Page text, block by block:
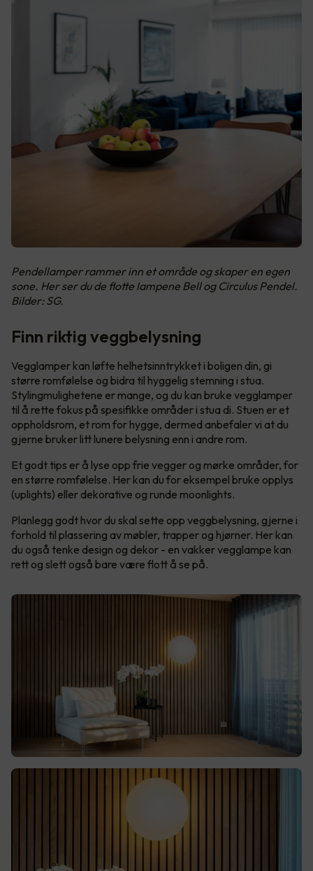
Pendellamper rammer inn et område og skaper en egen
sone. Her ser du de flotte lampene Bell og Circulus Pendel.
Bilder: SG.
Finn riktig veggbelysning
Vegglamper kan løfte helhetsinntrykket i boligen din, gi
større romfølelse og bidra til hyggelig stemning i stua.
Stylingmulighetene er mange, og du kan bruke vegglamper
til å rette fokus på spesifikke områder i stua di. Stuen er et
oppholdsrom, et rom for hygge, dermed anbefaler vi at du
gjerne bruker litt lunere belysning enn i andre rom.
Et godt tips er å lyse opp frie vegger og mørke områder, for
en større romfølelse. Her kan du for eksempel bruke opplys
(uplights) eller dekorative og runde moonlights.
Planlegg godt hvor du skal sette opp veggbelysning, gjerne i
forhold til plassering av møbler, trapper og hjørner. Her kan
du også tenke design og dekor - en vakker vegglampe kan
rett og slett også bare være flott å se på.